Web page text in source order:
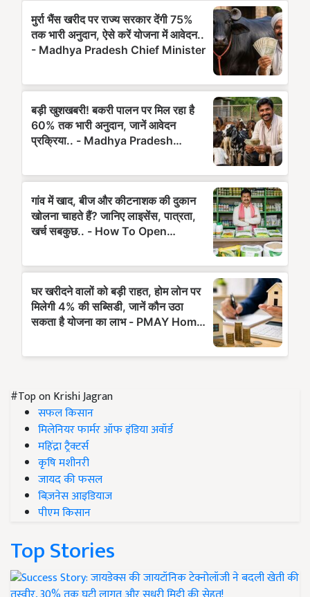
#Top on Krishi Jagran
सफल किसान
मिलेनियर फार्मर ऑफ इंडिया अवॉर्ड
महिंद्रा ट्रैक्टर्स
कृषि मशीनरी
जायद की फसल
बिज़नेस आइडियाज
पीएम किसान
Top Stories